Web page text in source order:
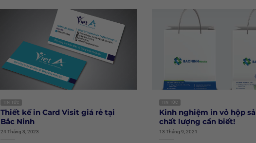
TIN TỨC
Thiết kế in Card Visit giá rẻ tại
Bắc Ninh
24 Tháng 3, 2023
TIN TỨC
Kinh nghiệm in vỏ hộp
chất lượng cần biết!
13 Tháng 9, 2021